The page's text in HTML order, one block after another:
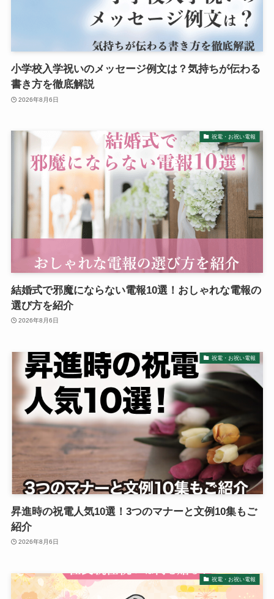
弔電を選ぶ
ベーシック
越前和紙
西陣織物
供花・献花
胡蝶蘭セット
ブライダル特集
花と電報で帰省しよう
よくご利用いただく弔電
お線香・ローソク付き弔電
ソープフラワー付き弔電
祝電の送り方
電報活用術
小学校入学祝いのメッセージ例文は？気持ちが伝わる
書き方を徹底解説
2026年8月6日
祝電・お祝い電報
結婚式で邪魔にならない電報10選！おしゃれな電報の
選び方を紹介
2026年8月6日
祝電・お祝い電報
昇進時の祝電人気10選！3つのマナーと文例10集もご
紹介
2026年8月6日
祝電・お祝い電報